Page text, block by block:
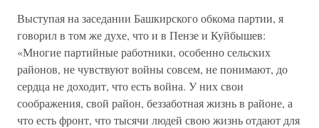
Выступая на заседании Башкирского обкома партии, я
говорил в том же духе, что и в Пензе и Куйбышев:
«Многие партийные работники, особенно сельских
районов, не чувствуют войны совсем, не понимают, до
сердца не доходит, что есть война. У них свои
соображения, свой район, беззаботная жизнь в районе, а
что есть фронт, что тысячи людей свою жизнь отдают для